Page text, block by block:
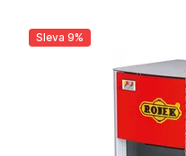
Sleva 9%